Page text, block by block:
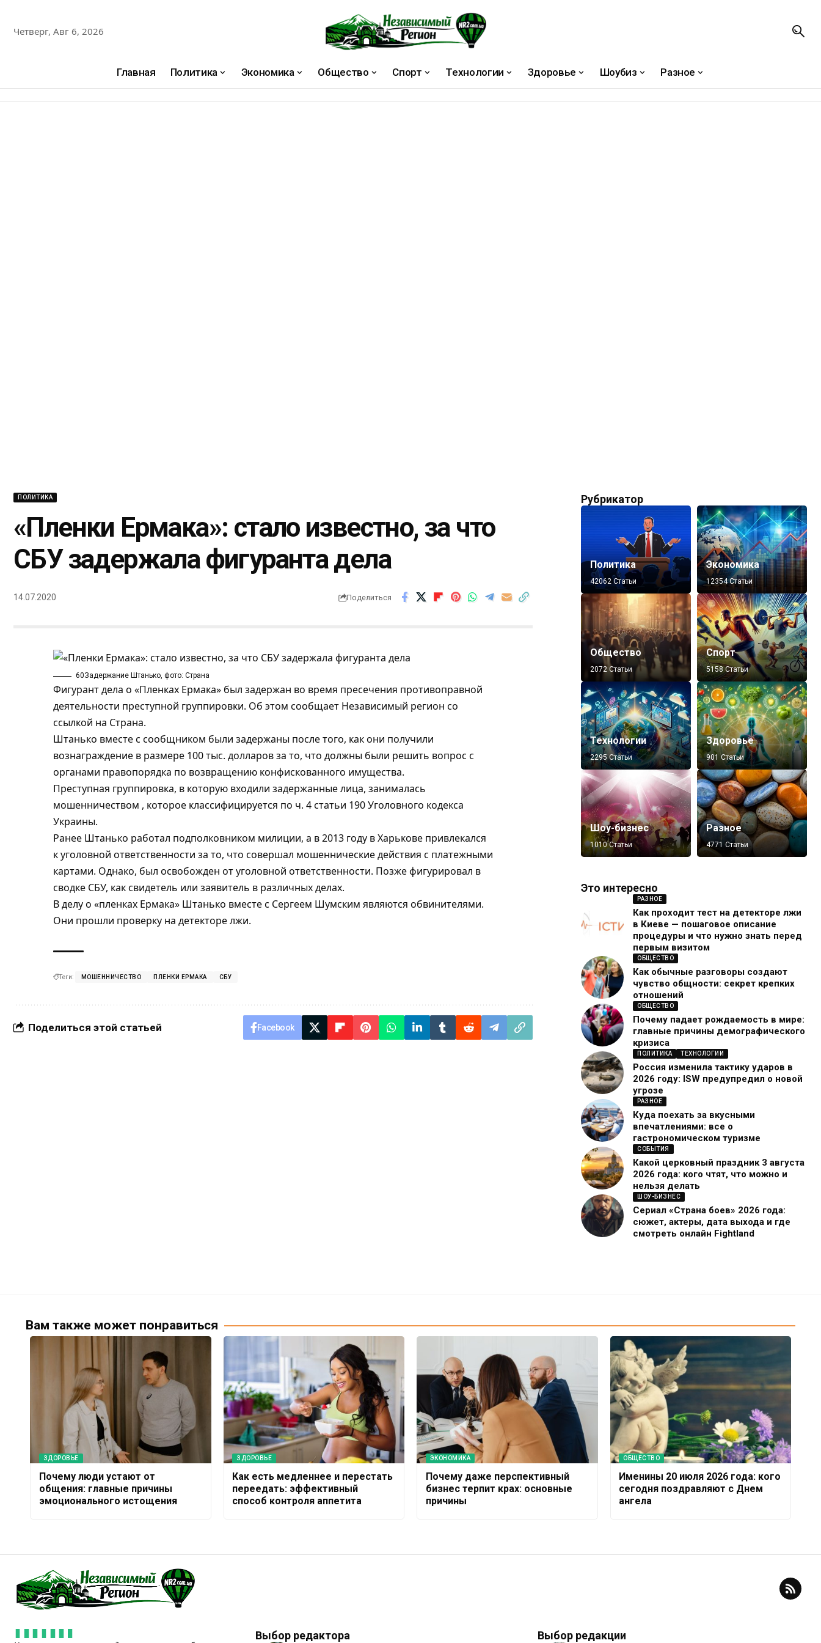
Четверг, Авг 6, 2026
Главная Политика Экономика Общество Спорт Технологии Здоровье Шоубиз Разное
ПОЛИТИКА
«Пленки Ермака»: стало известно, за что
СБУ задержала фигуранта дела
14.07.2020 Поделиться
60Задержание Штанько, фото: Страна
Фигурант дела о «Пленках Ермака» был задержан во время пресечения противоправной
деятельности преступной группировки. Об этом сообщает Независимый регион со
ссылкой на Страна.
Штанько вместе с сообщником были задержаны после того, как они получили
вознаграждение в размере 100 тыс. долларов за то, что должны были решить вопрос с
органами правопорядка по возвращению конфискованного имущества.
Преступная группировка, в которую входили задержанные лица, занималась
мошенничеством , которое классифицируется по ч. 4 статьи 190 Уголовного кодекса
Украины.
Ранее Штанько работал подполковником милиции, а в 2013 году в Харькове привлекался
к уголовной ответственности за то, что совершал мошеннические действия с платежными
картами. Однако, был освобожден от уголовной ответственности. Позже фигурировал в
сводке СБУ, как свидетель или заявитель в различных делах.
В делу о «пленках Ермака» Штанько вместе с Сергеем Шумским являются обвинителями.
Они прошли проверку на детекторе лжи.
Теги: МОШЕННИЧЕСТВО ПЛЕНКИ ЕРМАКА СБУ
Поделиться этой статьей Facebook
Рубрикатор
Политика
42062 Статьи
Экономика
12354 Статьи
Общество
2072 Статьи
Спорт
5158 Статьи
Технологии
2295 Статьи
Здоровье
901 Статьи
Шоу-бизнес
1010 Статьи
Разное
4771 Статьи
Это интересно
РАЗНОЕ
Как проходит тест на детекторе лжи
в Киеве — пошаговое описание
процедуры и что нужно знать перед
первым визитом
ОБЩЕСТВО
Как обычные разговоры создают
чувство общности: секрет крепких
отношений
ОБЩЕСТВО
Почему падает рождаемость в мире:
главные причины демографического
кризиса
ПОЛИТИКА ТЕХНОЛОГИИ
Россия изменила тактику ударов в
2026 году: ISW предупредил о новой
угрозе
РАЗНОЕ
Куда поехать за вкусными
впечатлениями: все о
гастрономическом туризме
СОБЫТИЯ
Какой церковный праздник 3 августа
2026 года: кого чтят, что можно и
нельзя делать
ШОУ-БИЗНЕС
Сериал «Страна боев» 2026 года:
сюжет, актеры, дата выхода и где
смотреть онлайн Fightland
Вам также может понравиться
ЗДОРОВЬЕ
Почему люди устают от
общения: главные причины
эмоционального истощения
ЗДОРОВЬЕ
Как есть медленнее и перестать
переедать: эффективный
способ контроля аппетита
ЭКОНОМИКА
Почему даже перспективный
бизнес терпит крах: основные
причины
ОБЩЕСТВО
Именины 20 июля 2026 года: кого
сегодня поздравляют с Днем
ангела
Выбор редактора Выбор редакции